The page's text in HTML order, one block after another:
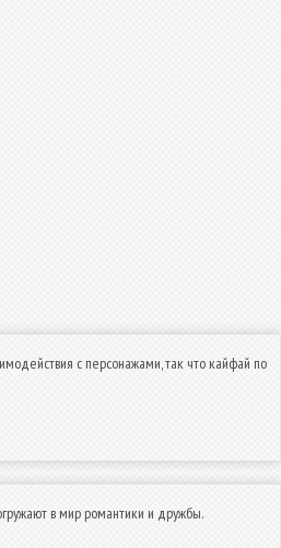
с персонажами, так что кайфай по
в мир романтики и дружбы.